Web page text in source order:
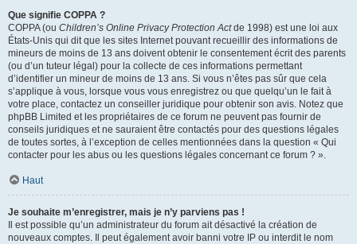
Que signifie COPPA ?
COPPA (ou Children’s Online Privacy Protection Actde 1998) est une loi aux
États-Unis qui dit que les sites Internet pouvant recueillir des informations de
mineurs de moins de 13 ans doivent obtenir le consentement écrit des parents
(ou d’un tuteur légal) pour la collecte de ces informations permettant
d’identifier un mineur de moins de 13 ans. Si vous n’êtes pas sûr que cela
s’applique à vous, lorsque vous vous enregistrez ou que quelqu’un le fait à
votre place, contactez un conseiller juridique pour obtenir son avis. Notez que
phpBB Limited et les propriétaires de ce forum ne peuvent pas fournir de
conseils juridiques et ne sauraient être contactés pour des questions légales
de toutes sortes, à l’exception de celles mentionnées dans la question « Qui
contacter pour les abus ou les questions légales concernant ce forum ? ».
Haut
Je souhaite m’enregistrer, mais je n’y parviens pas !
Il est possible qu’un administrateur du forum ait désactivé la création de
nouveaux comptes. Il peut également avoir banni votre IP ou interdit le nom